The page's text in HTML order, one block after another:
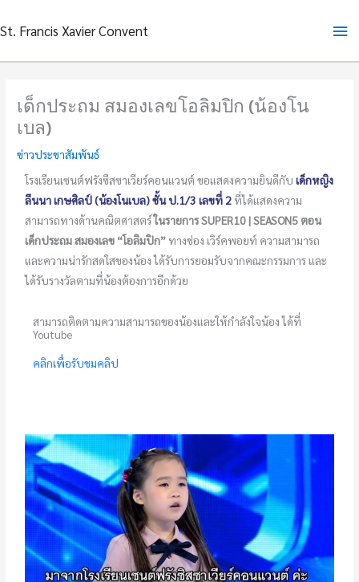
to
St. Francis Xavier Convent
เด็กประถม สมองเลขโอลิมปิก (น้องโน
เบล)
ข่าวประชาสัมพันธ์
โรงเรียนเซนต์ฟรังซีสซาเวียร์คอนแวนต์ ขอแสดงความยินดีกับเด็กหญิง
ลีนนา เกษศิลป์ (น้องโนเบล) ชั้น ป.1/3 เลขที่ 2 ที่ได้แสดงความ
สามารถทางด้านคณิตศาสตร์ในรายการ SUPER10 | SEASON5 ตอน
เด็กประถม สมองเลข “โอลิมปิก” ทางช่อง เวิร์คพอยท์ ความสามารถ
และความน่ารักสดใสของน้อง ได้รับการยอมรับจากคณะกรรมการ และ
ได้รับรางวัลตามที่น้องต้องการอีกด้วย
สามารถติดตามความสามารถของน้องและให้กำลังใจน้อง ได้ที่
Youtube
คลิกเพื่อรับชมคลิป